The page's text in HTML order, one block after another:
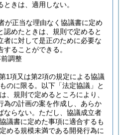
きは、適用しない。
が正当な理由なく協議書に定め
認めたときは、規則で定めると
者に対して是正のために必要な
ることができる。
調整
1項又は第2項の規定による協議
のに限る。以下「法定協議」と
、規則で定めるところにより、
為の計画の案を作成し、あらか
らない。 ただし、協議成立者
議書に定めた事項に適合するも
める規模未満である開発行為に